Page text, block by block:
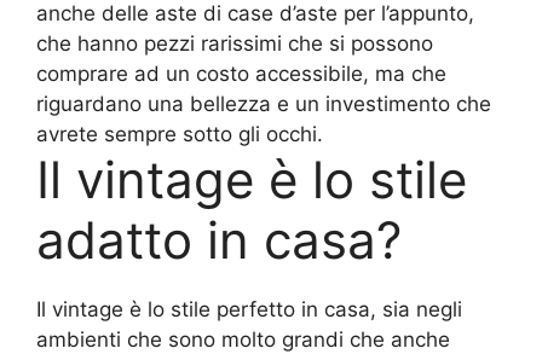
anche delle aste di case d’aste per l’appunto,
che hanno pezzi rarissimi che si possono
comprare ad un costo accessibile, ma che
riguardano una bellezza e un investimento che
avrete sempre sotto gli occhi.
Il vintage è lo stile
adatto in casa?
Il vintage è lo stile perfetto in casa, sia negli
ambienti che sono molto grandi che anche